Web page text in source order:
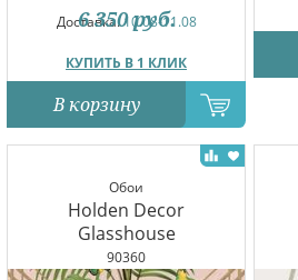
Доставка:10.08-11.08
КУПИТЬ В 1 КЛИК
6 350 руб.
В корзину
Обои
Holden Decor
Glasshouse
90360